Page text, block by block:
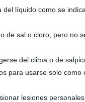
líquido como se
de sal o cloro, pero no
del clima o de
para usarse solo como
lesiones